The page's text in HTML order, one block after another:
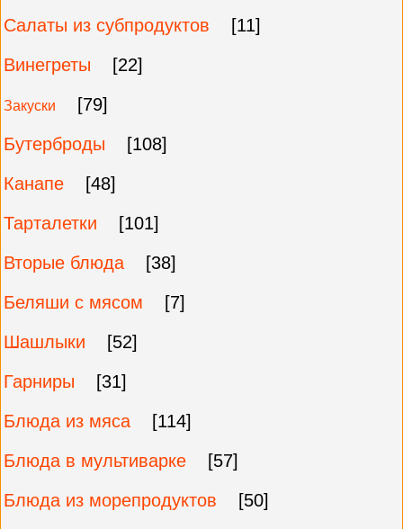
Салаты из субпродуктов
[11]
Винегреты
[22]
Закуски
[79]
Бутерброды
[108]
Канапе
[48]
Тарталетки
[101]
Вторые блюда
[38]
Беляши с мясом
[7]
Шашлыки
[52]
Гарниры
[31]
Блюда из мяса
[114]
Блюда в мультиварке
[57]
Блюда из морепродуктов
[50]